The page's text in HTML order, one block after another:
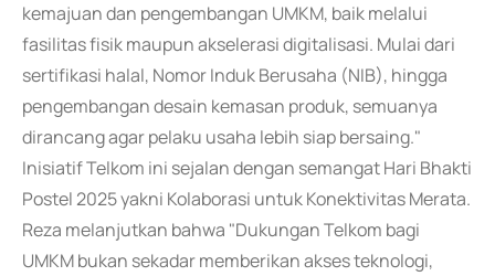
kemajuan dan pengembangan UMKM, baik melalui
fasilitas fisik maupun akselerasi digitalisasi. Mulai dari
sertifikasi halal, Nomor Induk Berusaha (NIB), hingga
pengembangan desain kemasan produk, semuanya
dirancang agar pelaku usaha lebih siap bersaing."
Inisiatif Telkom ini sejalan dengan semangat Hari Bhakti
Postel 2025 yakni Kolaborasi untuk Konektivitas Merata.
Reza melanjutkan bahwa "Dukungan Telkom bagi
UMKM bukan sekadar memberikan akses teknologi,